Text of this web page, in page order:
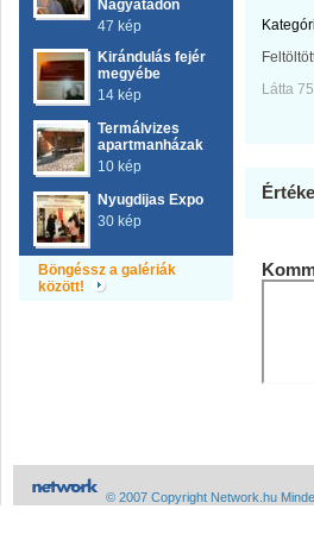
Nagyatádon
47 kép
Kirándulás fejér
megyébe
14 kép
Termálvizes
apartmanházak
10 kép
Nyugdijas Expo
30 kép
Böngéssz a galériák
között!
Látta
© 2007 Copyright Network.hu